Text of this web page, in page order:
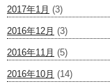
2017年1月 (3)
2016年12月 (3)
2016年11月 (5)
2016年10月 (14)